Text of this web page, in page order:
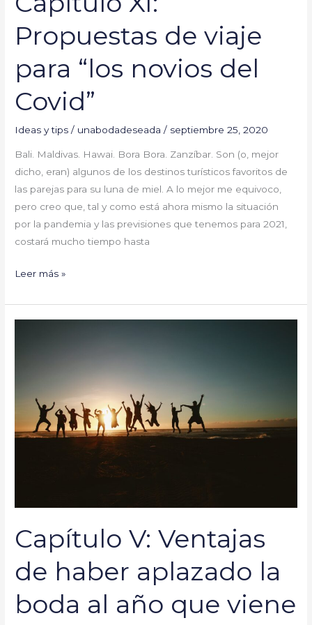
Propuestas de viaje
para “los novios del
Covid”
Ideas y tips / unabodadeseada/ septiembre 25, 2020
Bali. Maldivas. Hawai. Bora Bora. Zanzíbar. Son (o, mejor
dicho, eran) algunos de los destinos turísticos favoritos de
las parejas para su luna de miel. A lo mejor me equivoco,
pero creo que, tal y como está ahora mismo la situación
por la pandemia y las previsiones que tenemos para 2021,
costará mucho tiempo hasta
Leer más »
Capítulo V: Ventajas
de haber aplazado la
boda al año que viene
haber
aplazado
la